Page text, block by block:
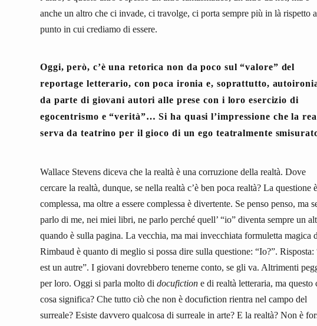
anche un altro che ci invade, ci travolge, ci porta sempre più in là rispetto
punto in cui crediamo di essere.
Oggi, però, c’è una retorica non da poco sul “valore” del
reportage letterario, con poca ironia e, soprattutto,
da parte di giovani autori alle prese con i loro esercizio di
egocentrismo e “verità”… Si ha quasi l’impressione che la
serva da teatrino per il gioco di un ego teatralmente
Wallace Stevens diceva che la realtà è una corruzione della realtà. Dove
cercare la realtà, dunque, se nella realtà c’è ben poca realtà? La questione è
complessa, ma oltre a essere complessa è divertente. Se penso penso, ma
parlo di me, nei miei libri, ne parlo perché quell’ “io” diventa sempre un
quando è sulla pagina. La vecchia, ma mai invecchiata formuletta magica
Rimbaud è quanto di meglio si possa dire sulla questione: “Io?”. Risposta:
est un autre”. I giovani dovrebbero tenerne conto, se gli va. Altrimenti
per loro. Oggi si parla molto di docufiction e di realtà letteraria, ma questo
cosa significa? Che tutto ciò che non è docufiction rientra nel campo del
surreale? Esiste davvero qualcosa di surreale in arte? E la realtà? Non è